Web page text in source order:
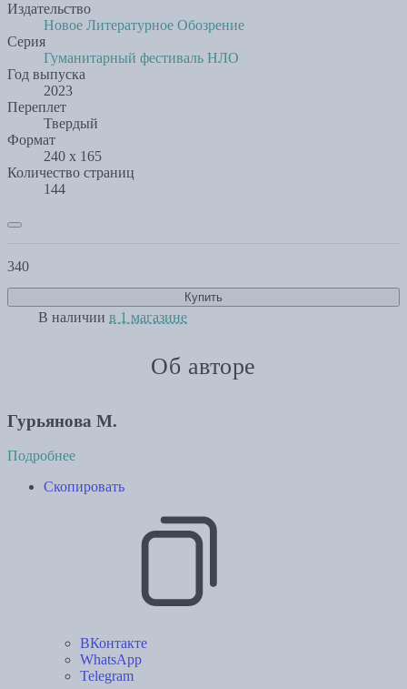
Издательство
Новое Литературное Обозрение
Серия
Гуманитарный фестиваль НЛО
Год выпуска
2023
Переплет
Твердый
Формат
240 х 165
Количество страниц
144
340
Купить
В наличии в 1 магазине
Об авторе
Гурьянова М.
Подробнее
Скопировать
ВКонтакте
WhatsApp
Telegram